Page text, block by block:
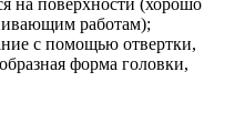
работам);
с помощью отвертки,
форма головки,